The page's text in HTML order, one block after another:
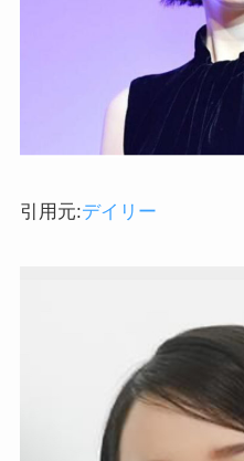
引用元:デイリー